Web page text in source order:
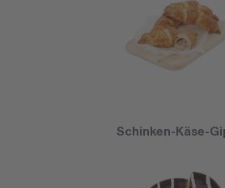
Schinken-Käse-